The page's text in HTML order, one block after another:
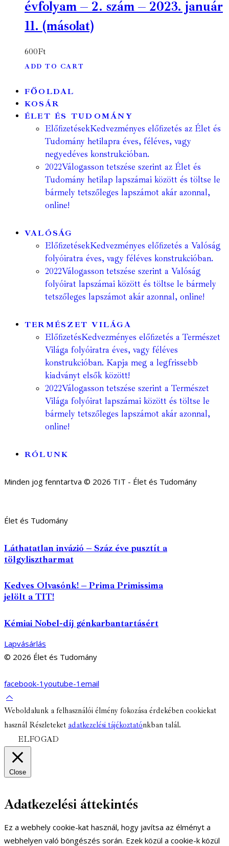
évfolyam – 2. szám – 2023. január
11. (másolat)
600Ft
ADD TO CART
FŐOLDAL
KOSÁR
ÉLET ÉS TUDOMÁNY
ElőfizetésekKedvezményes előfizetés az Élet és
Tudomány hetilapra éves, féléves, vagy
negyedéves konstrukcióban.
2022Válogasson tetszése szerint az Élet és
Tudomány hetilap lapszámai között és töltse le
bármely tetszőleges lapszámot akár azonnal,
online!
VALÓSÁG
ElőfizetésekKedvezményes előfizetés a Valóság
folyóiratra éves, vagy féléves konstrukcióban.
2022Válogasson tetszése szerint a Valóság
folyóirat lapszámai között és töltse le bármely
tetszőleges lapszámot akár azonnal, online!
TERMÉSZET VILÁGA
ElőfizetésKedvezményes előfizetés a Természet
Világa folyóiratra éves, vagy féléves
konstrukcióban. Kapja meg a legfrissebb
kiadványt elsők között!
2022Válogasson tetszése szerint a Természet
Világa folyóirat lapszámai között és töltse le
bármely tetszőleges lapszámot akár azonnal,
online!
RÓLUNK
Minden jog fenntartva © 2026 TIT - Élet és Tudomány
Élet és Tudomány
Láthatatlan invázió – Száz éve pusztít a
tölgylisztharmat
Kedves Olvasónk! – Prima Primissima
jelölt a TIT!
Kémiai Nobel-díj génkarbantartásért
Lapvásárlás
© 2026 Élet és Tudomány
facebook-1 youtube-1 email
Weboldalunk a felhasználói élmény fokozása érdekében cookiekat
használ Részleteket adatkezelési tájékoztatónkban talál.
ELFOGAD
Close
Adatkezelési áttekintés
Ez a webhely cookie-kat használ, hogy javítsa az élményt a
webhelyen való böngészés során. Ezek közül a cookie-k közül